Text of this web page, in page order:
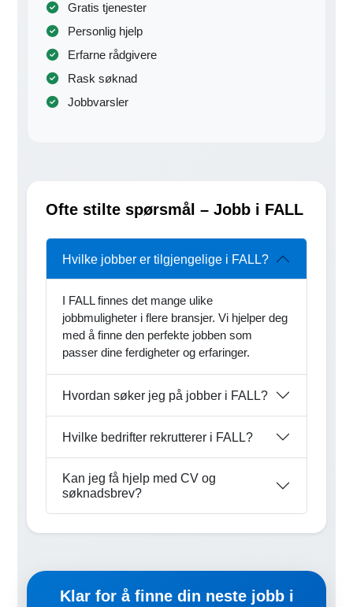
Gratis tjenester
Personlig hjelp
Erfarne rådgivere
Rask søknad
Jobbvarsler
Ofte stilte spørsmål – Jobb i FALL
Hvilke jobber er tilgjengelige i FALL?
I FALL finnes det mange ulike
jobbmuligheter i flere bransjer. Vi hjelper deg
med å finne den perfekte jobben som
passer dine ferdigheter og erfaringer.
Hvordan søker jeg på jobber i FALL?
Hvilke bedrifter rekrutterer i FALL?
Kan jeg få hjelp med CV og
søknadsbrev?
Klar for å finne din neste jobb i